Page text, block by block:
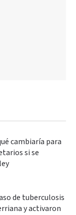
cambiaría para
si se
de tuberculosis
y activaron